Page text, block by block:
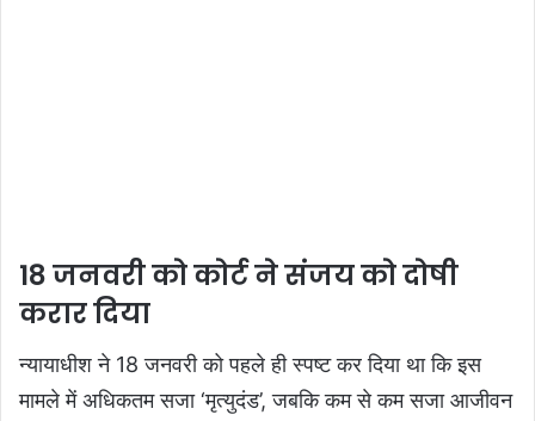
18 जनवरी को कोर्ट ने संजय को दोषी
करार दिया
न्यायाधीश ने 18 जनवरी को पहले ही स्पष्ट कर दिया था कि इस
मामले में अधिकतम सजा ‘मृत्युदंड’, जबकि कम से कम सजा आजीवन